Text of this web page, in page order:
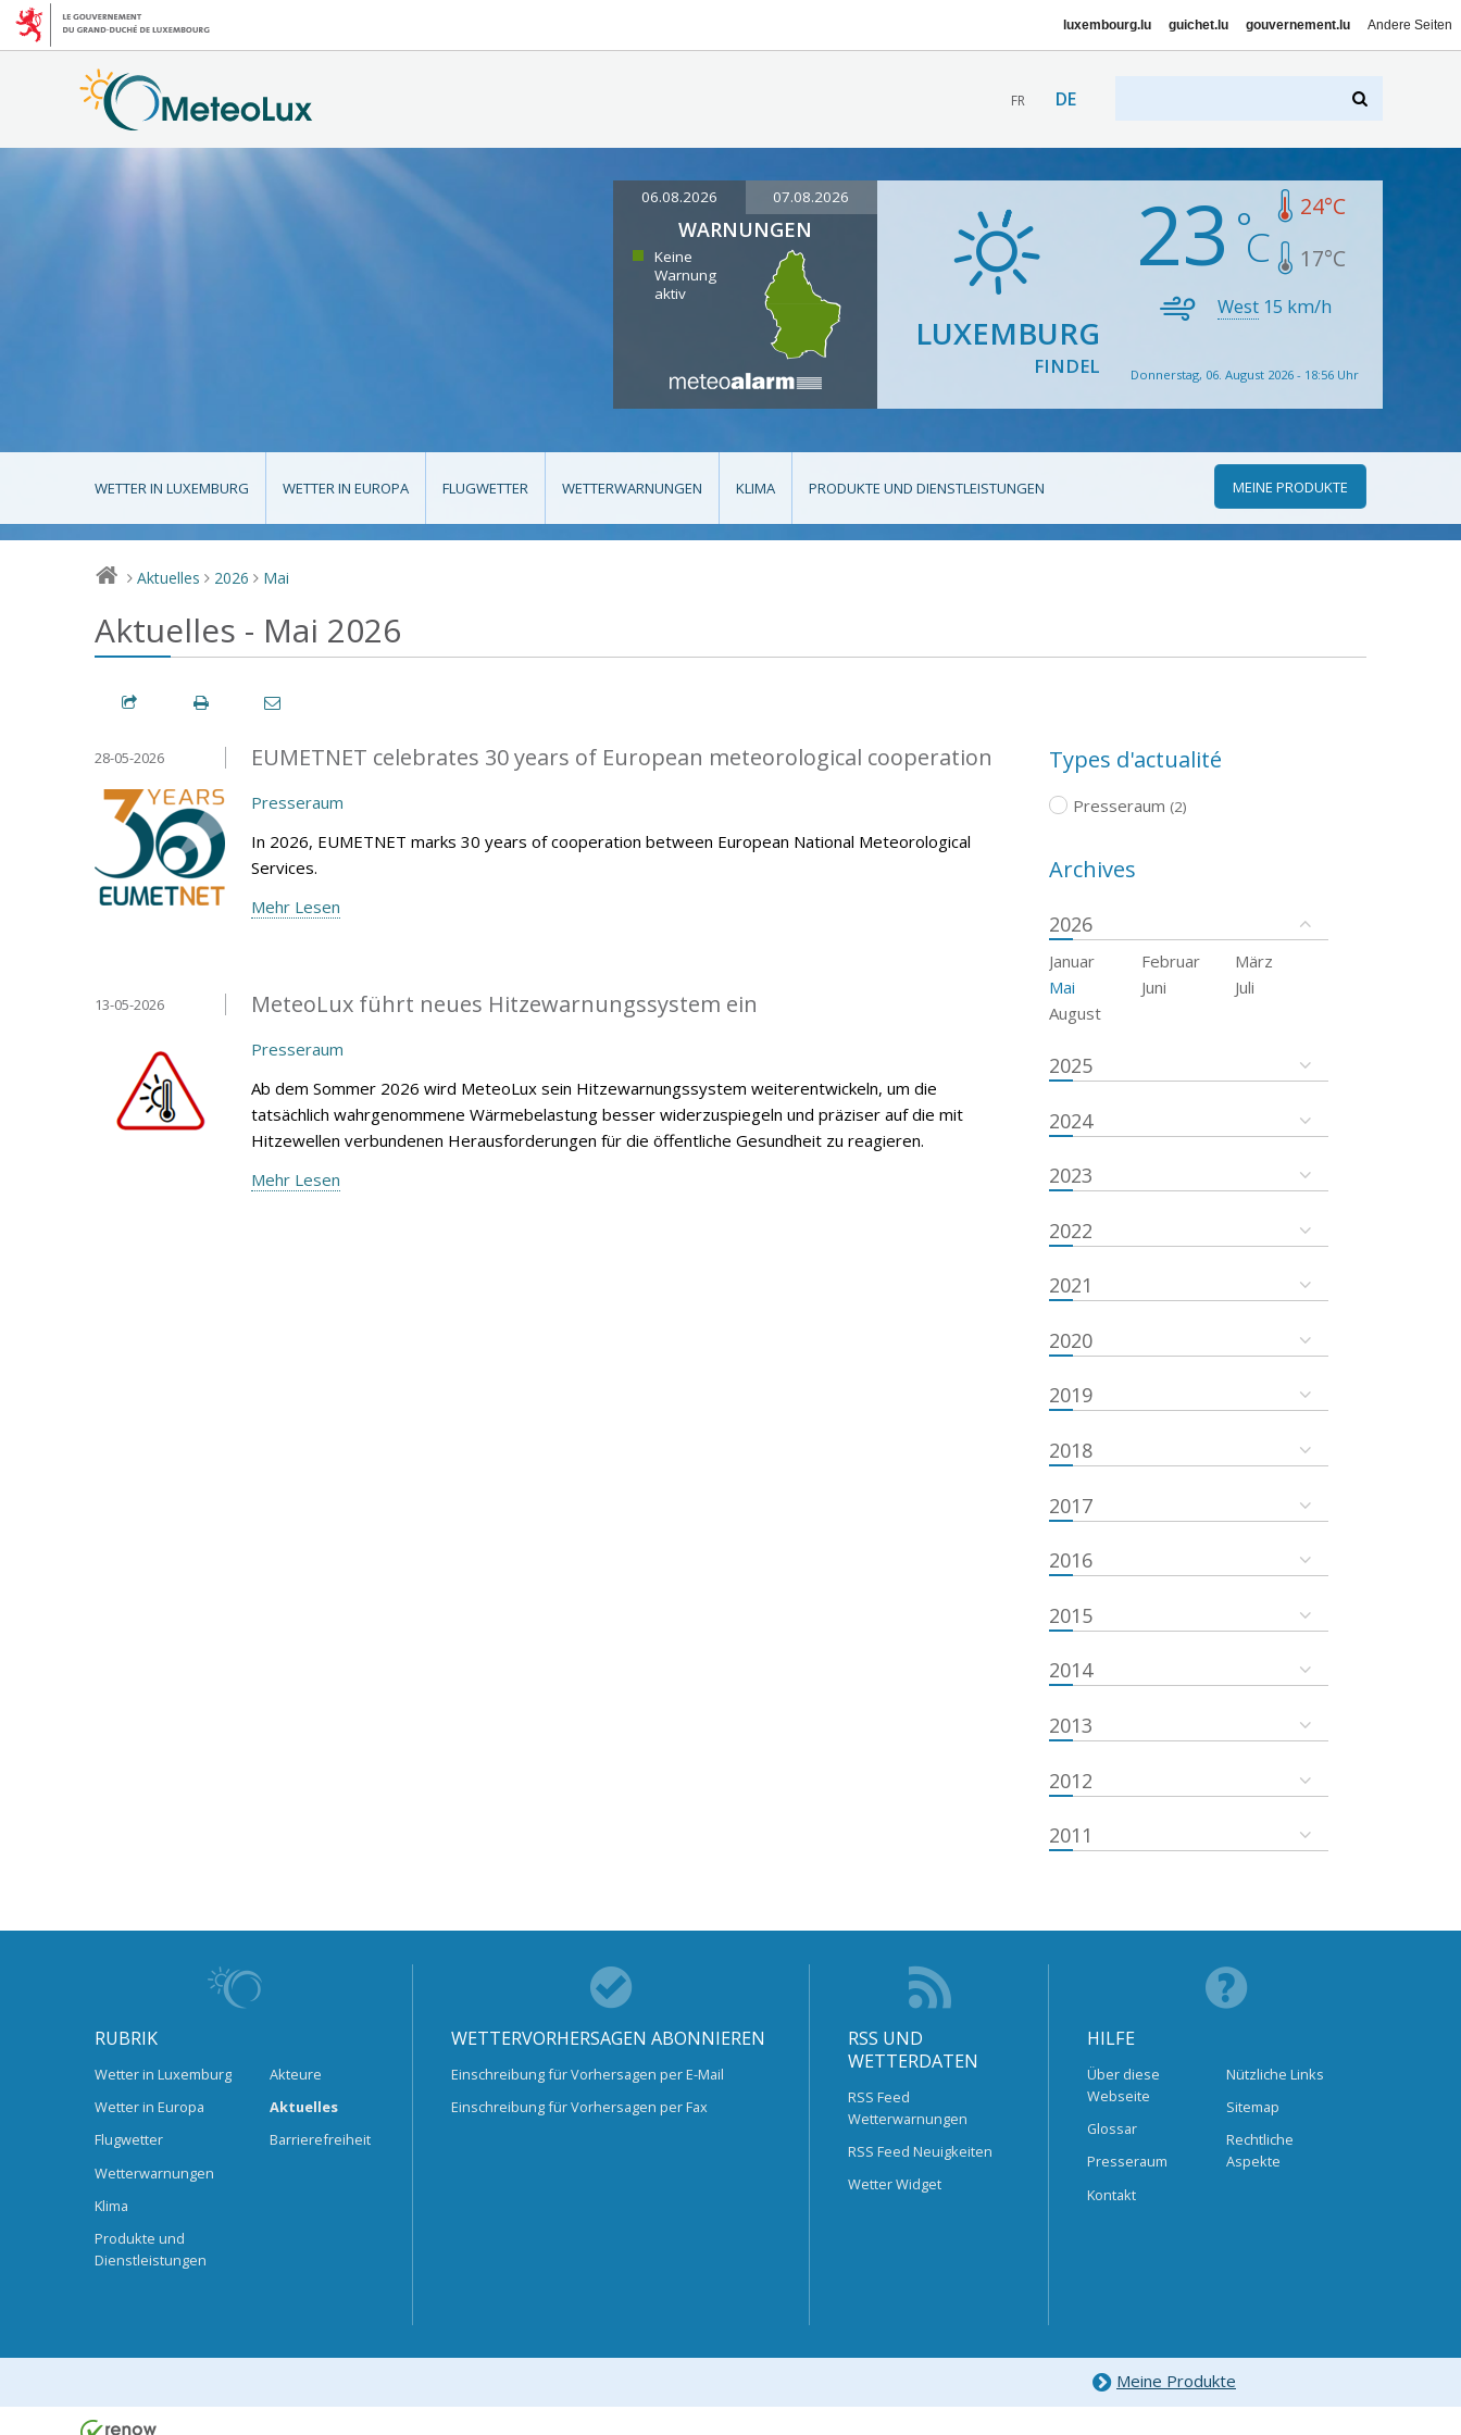
luxembourg.lu guichet.lu gouvernement.lu Andere Seiten
FR DE
06.08.2026 07.08.2026
WARNUNGEN
Keine
Warnung
aktiv
LUXEMBURG
FINDEL
23 24°C
17°C
West 15 km/h
Donnerstag, 06. August 2026 - 18:56 Uhr
WETTER IN LUXEMBURG WETTER IN EUROPA FLUGWETTER WETTERWARNUNGEN KLIMA PRODUKTE UND DIENSTLEISTUNGEN MEINE PRODUKTE
> Aktuelles > 2026 > Mai
Aktuelles - Mai 2026
EUMETNET celebrates 30 years of European meteorological cooperation
28-05-2026
Presseraum
In 2026, EUMETNET marks 30 years of cooperation between European National Meteorological
Services.
Mehr Lesen
MeteoLux führt neues Hitzewarnungssystem ein
13-05-2026
Presseraum
Ab dem Sommer 2026 wird MeteoLux sein Hitzewarnungssystem weiterentwickeln, um die
tatsächlich wahrgenommene Wärmebelastung besser widerzuspiegeln und präziser auf die mit
Hitzewellen verbundenen Herausforderungen für die öffentliche Gesundheit zu reagieren.
Mehr Lesen
Types d'actualité
Presseraum (2)
Archives
2026
Januar Februar
März
Mai
Juni
Juli
August
2025
2024
2023
2022
2021
2020
2019
2018
2017
2016
2015
2014
2013
2012
2011
RUBRIK
Wetter in Luxemburg
Wetter in Europa
Flugwetter
Wetterwarnungen
Klima
Produkte und
Dienstleistungen
Akteure
Aktuelles
Barrierefreiheit
WETTERVORHERSAGEN ABONNIEREN
Einschreibung für Vorhersagen per E-Mail
Einschreibung für Vorhersagen per Fax
RSS UND
WETTERDATEN
RSS Feed
Wetterwarnungen
RSS Feed Neuigkeiten
Wetter Widget
HILFE
Über diese
Webseite
Glossar
Presseraum
Kontakt
Nützliche Links
Sitemap
Rechtliche
Aspekte
Meine Produkte